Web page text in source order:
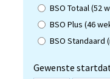
BSO Totaal (52
BSO Plus (46
BSO Standaard
Gewenste